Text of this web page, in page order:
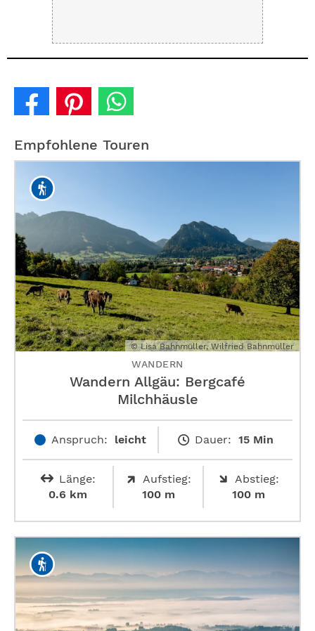
Empfohlene Touren
© Lisa Bahnmüller, Wilfried Bahnmüller
WANDERN
Wandern Allgäu: Bergcafé
Milchhäusle
Anspruch: leicht Dauer: 15 Min
Länge:
0.6 km
Aufstieg:
100 m
Abstieg:
100 m